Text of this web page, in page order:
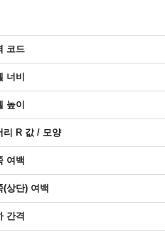
코드
너비
높이
리 R 값 / 모양
여백
(상단) 여백
간격